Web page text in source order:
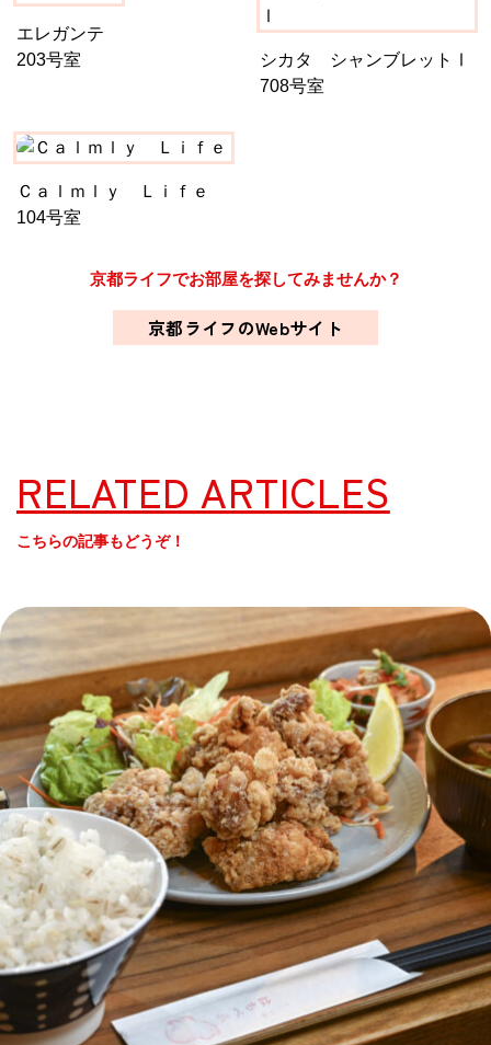
エレガンテ
203号室
シカタ シャンブレットⅠ
708号室
Ｃａｌｍｌｙ Ｌｉｆｅ
104号室
京都ライフでお部屋を探してみませんか？
京都ライフのWebサイト
RELATED ARTICLES
こちらの記事もどうぞ！